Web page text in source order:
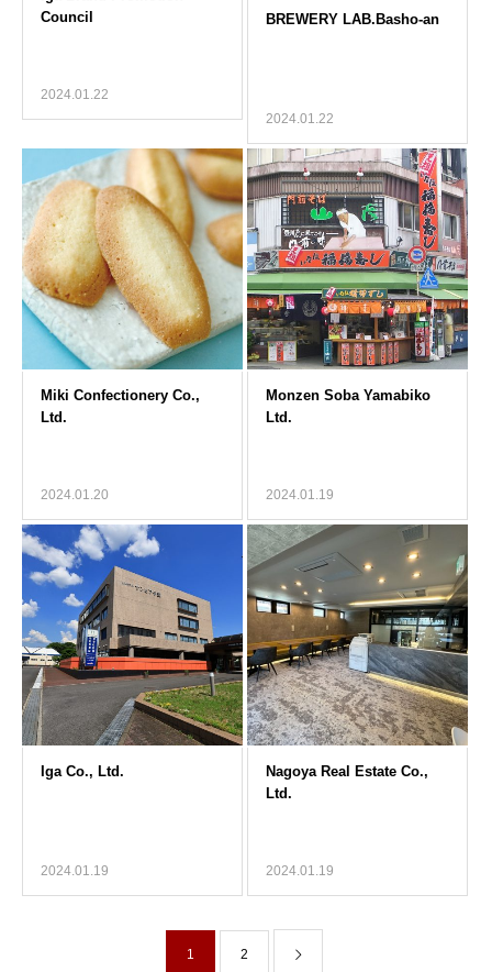
2024.01.22
2024.01.22
2024.01.20 2024.01.19
2024.01.19 2024.01.19
1 2